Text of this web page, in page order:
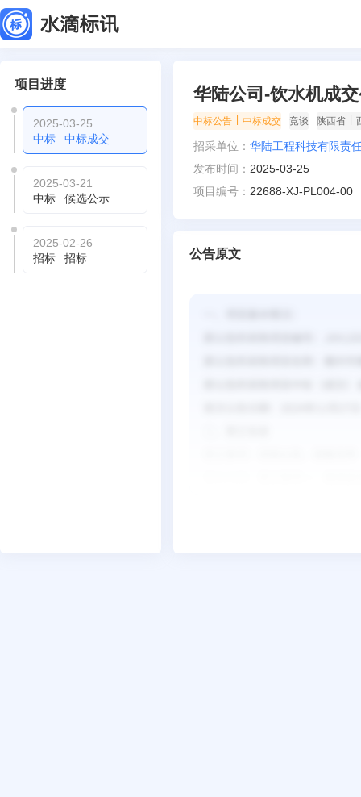
项目进度
2025-03-25
中标
中标成交
2025-03-21
中标
候选公示
2025-02-26
招标
招标
华陆公司-饮水机成
中标公告 中标成交 竞谈 陕西省
招采单位： 华陆工程科技有限责
发布时间： 2025-03-25
项目编号： 22688-XJ-PL004-00
公告原文